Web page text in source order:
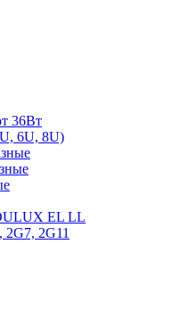
36Вт
6U, 8U)
EL LL
2G11